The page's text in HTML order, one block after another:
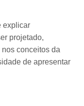
explicar
projetado,
conceitos da
de apresentar